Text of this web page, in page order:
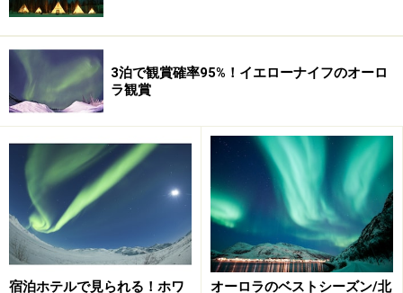
3泊で観賞確率95%！イエローナイフのオーロ
ラ観賞
宿泊ホテルで見られる！ホワ
オーロラのベストシーズン/北